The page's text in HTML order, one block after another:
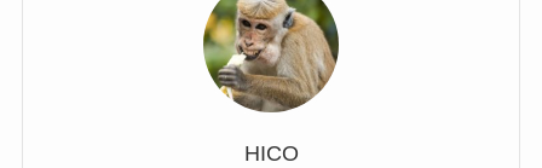
HICO